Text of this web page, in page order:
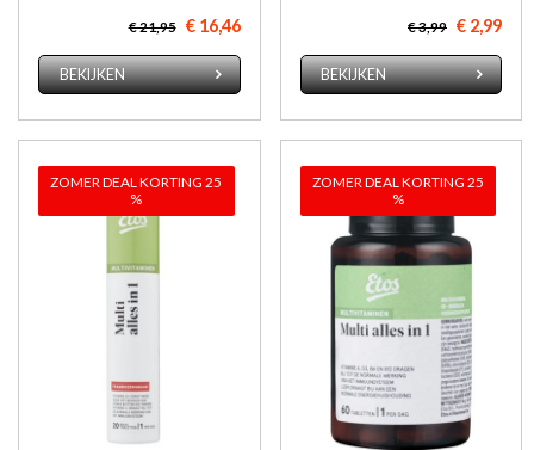
€ 21,95 € 16,46
BEKIJKEN
€ 3,99 € 2,99
BEKIJKEN
ZOMER DEAL KORTING 25
%
ZOMER DEAL KORTING 25
%